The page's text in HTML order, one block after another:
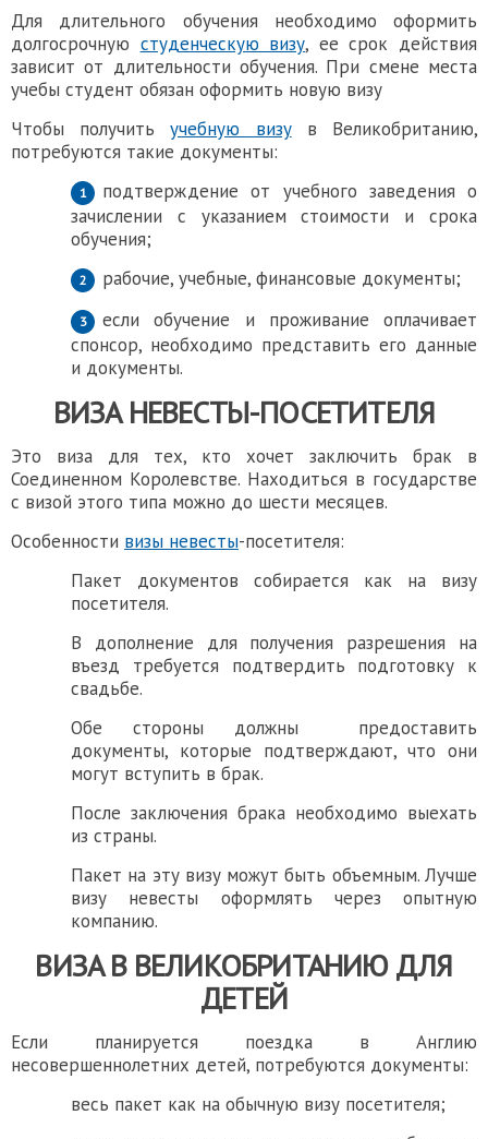
Для длительного обучения необходимо оформить
долгосрочную студенческую визу, ее срок действия
зависит от длительности обучения. При смене места
учебы студент обязан оформить новую визу
Чтобы получитьучебную визув Великобританию,
потребуются такие документы:
подтверждение от учебного заведения о
зачислении с указаниемстоимости и срока
обучения;
рабочие, учебные, финансовые документы;
если обучение и проживание оплачивает
спонсор, необходимо представить его данные
и документы.
ВИЗА НЕВЕСТЫ-ПОСЕТИТЕЛЯ
Это виза для тех, кто хочет заключить брак в
Соединенном Королевстве. Находиться в государстве
с визой этого типа можно до шести месяцев.
Особенности визы невесты-посетителя:
Пакет документов собирается как на визу
посетителя.
В дополнение для получения разрешения на
въезд требуется подтвердить подготовку к
свадьбе.
Обе стороны должны предоставить
документы, которые подтверждают, что они
могут вступить в брак.
После заключения брака необходимо выехать
из страны.
Пакет на эту визу можут быть объемным. Лучше
визу невесты оформлять через опытную
компанию.
ВИЗА В ВЕЛИКОБРИТАНИЮДЛЯ
ДЕТЕЙ
Если планируется поездка в Англию
несовершеннолетних детей, потребуются документы:
весь пакет как на обычную визу посетителя;